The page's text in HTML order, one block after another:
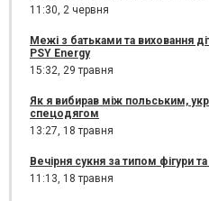
11:30, 2 червня
Межі з батьками та виховання
PSY Energy
15:32, 29 травня
Як я вибирав між польським,
спецодягом
13:27, 18 травня
Вечірня сукня за типом фігури
11:13, 18 травня